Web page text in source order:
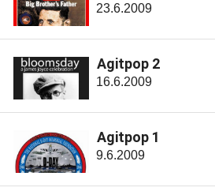
23.6.2009
Agitpop 2
16.6.2009
Agitpop 1
9.6.2009